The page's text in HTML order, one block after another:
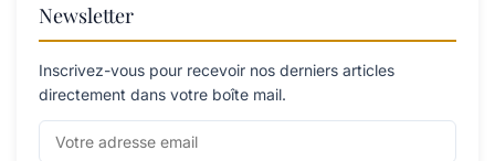
Newsletter
Inscrivez-vous pour recevoir nos derniers articles
directement dans votre boîte mail.